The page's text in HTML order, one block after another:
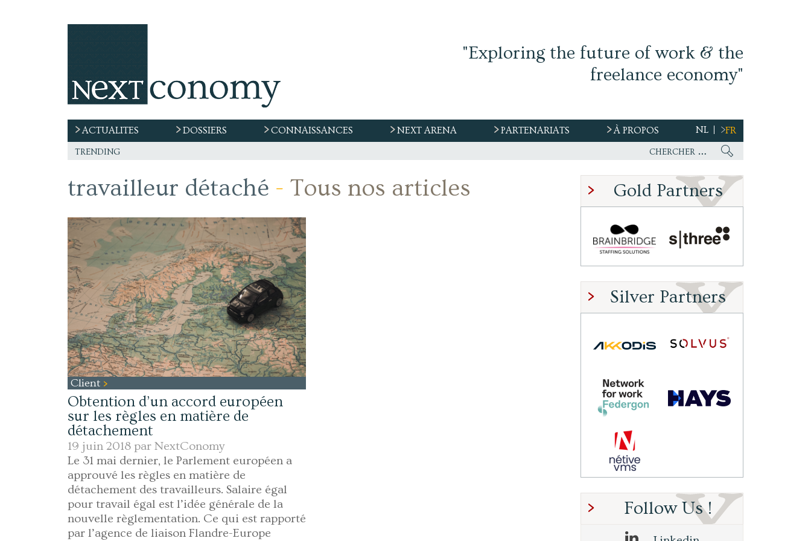
"Exploring the future of work & the
freelance economy"
ACTUALITES DOSSIERS CONNAISSANCES NEXT ARENA PARTENARIATS À PROPOS NL FR
trending
travailleur détaché - Tous nos articles
Client
Obtention d’un accord européen
sur les règles en matière de
détachement
19 juin 2018 par NextConomy
Le 31 mai dernier, le Parlement européen a
approuvé les règles en matière de
détachement des travailleurs. Salaire égal
pour travail égal est l’idée générale de la
nouvelle règlementation. Ce qui est rapporté
par l’agence de liaison Flandre-Europe
Gold Partners
Silver Partners
Follow Us !